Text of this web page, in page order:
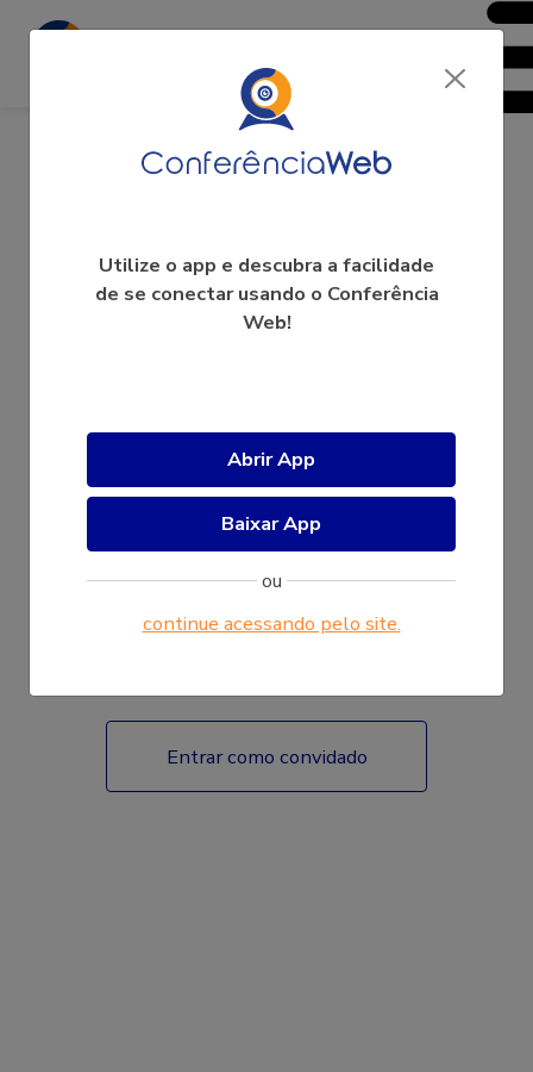
08299492408
A videoconferência ainda não começou.
Entrar como convidado
Utilize o app e descubra a facilidade
de se conectar usando o Conferência
Web!
Abrir App
Baixar App
ou
continue acessando pelo site.